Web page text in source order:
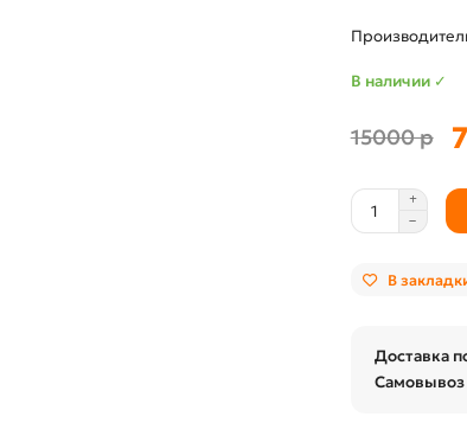
В наличии ✓
15000 р
В
Доставка
Самовывоз